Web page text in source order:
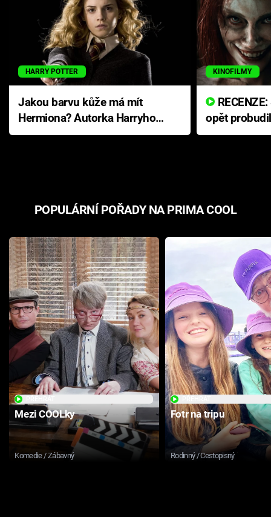
HARRY POTTER
Jakou barvu kůže má mít
Hermiona? Autorka Harryho
Pottera přišla s ráznou
KINOFILMY
opět
přichází s
POPULÁRNÍ POŘADY NA PRIMA COOL
Mezi COOLky
Komedie / Zábavný
Fotr na tripu
Rodinný / Cestopisný